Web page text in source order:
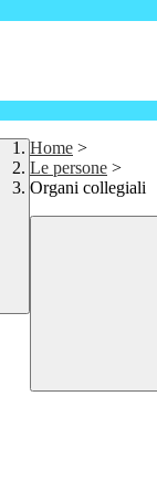
Home >
Le persone >
Organi collegiali